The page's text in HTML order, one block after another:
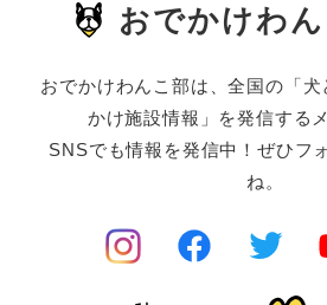
おでかけわ
おでかけわんこ部は、全国の「
かけ施設情報」を発信する
SNSでも情報を発信中！ぜひフ
ね。